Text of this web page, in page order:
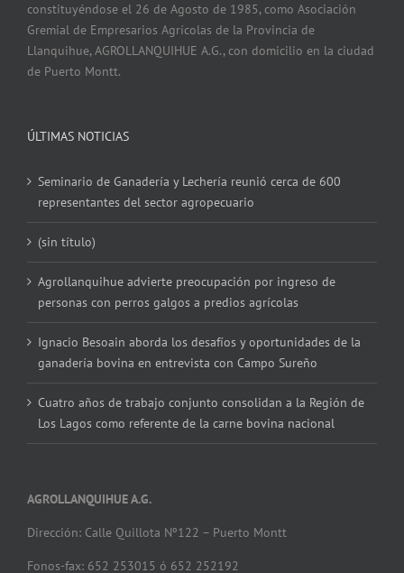
constituyéndose el 26 de Agosto de 1985, como Asociación
Gremial de Empresarios Agrícolas de la Provincia de
Llanquihue, AGROLLANQUIHUE A.G., con domicilio en la ciudad
de Puerto Montt.
ÚLTIMAS NOTICIAS
Seminario de Ganadería y Lechería reunió cerca de 600
representantes del sector agropecuario
(sin título)
Agrollanquihue advierte preocupación por ingreso de
personas con perros galgos a predios agrícolas
Ignacio Besoain aborda los desafíos y oportunidades de la
ganadería bovina en entrevista con Campo Sureño
Cuatro años de trabajo conjunto consolidan a la Región de
Los Lagos como referente de la carne bovina nacional
AGROLLANQUIHUE A.G.
Dirección: Calle Quillota Nº122 – Puerto Montt
Fonos-fax: 652 253015 ó 652 252192